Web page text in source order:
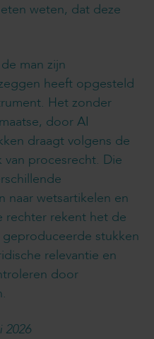
weten, dat deze
man zijn
heeft opgesteld
Het zonder
door AI
draagt volgens de
procesrecht. Die
naar wetsartikelen en
rechter rekent het de
stukken
relevantie en
door